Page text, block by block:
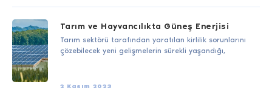
Tarım ve Hayvancılıkta Güneş Enerjisi
Tarım sektörü tarafından yaratılan kirlilik sorunlarını
çözebilecek yeni gelişmelerin sürekli yaşandığı,
2 Kasım 2023